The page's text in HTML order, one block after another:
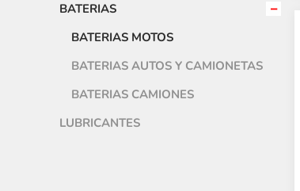
BATERIAS
BATERIAS MOTOS
BATERIAS AUTOS Y CAMIONETAS
BATERIAS CAMIONES
LUBRICANTES